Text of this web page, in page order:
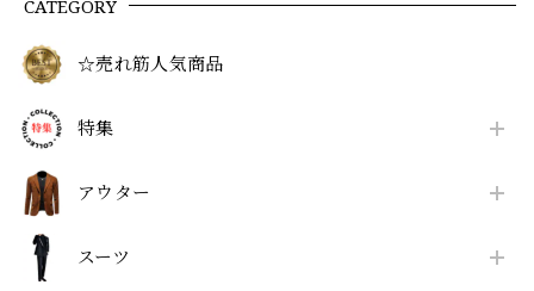
CATEGORY
☆売れ筋人気商品
特集
アウター
スーツ